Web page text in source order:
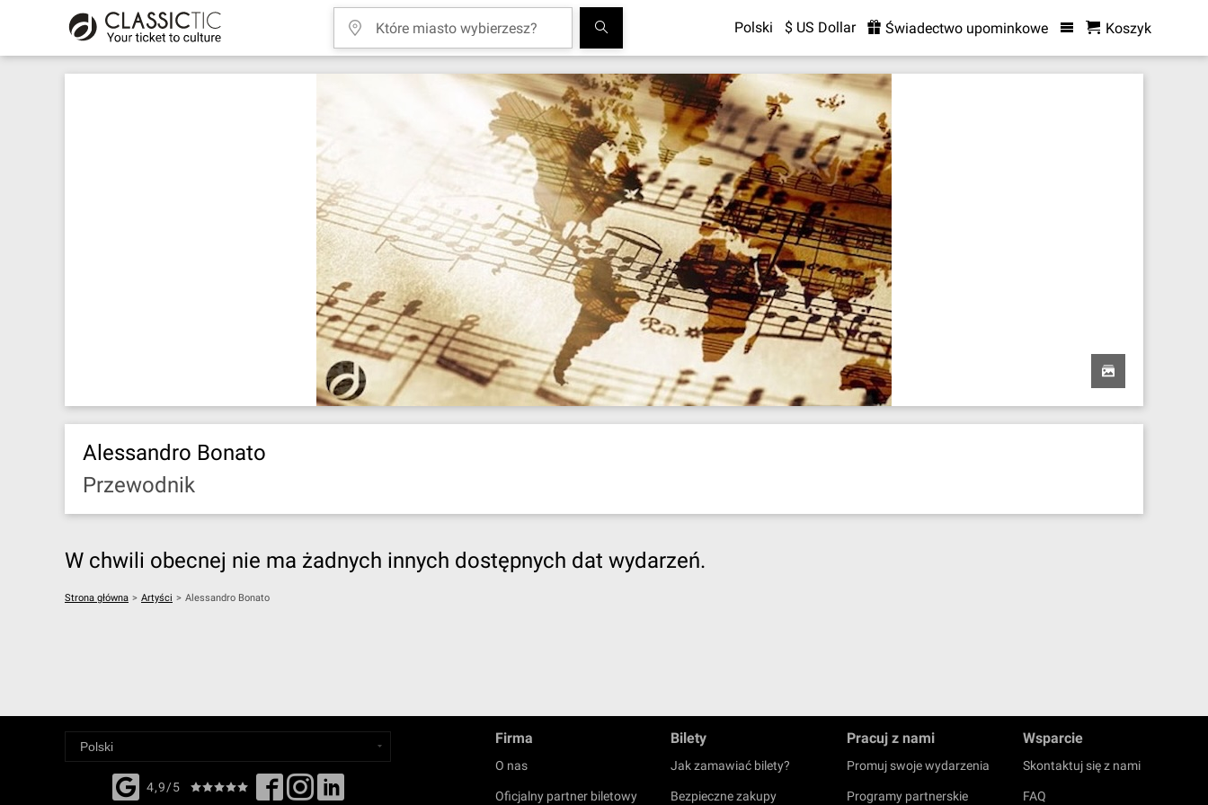
Polski $ US Dollar Świadectwo upominkowe Koszyk
Alessandro Bonato
Przewodnik
W chwili obecnej nie ma żadnych innych dostępnych dat wydarzeń.
Strona główna > Artyści > Alessandro Bonato
4,9/5
Firma
O nas
Oficjalny partner biletowy
Bilety
Jak zamawiać bilety?
Bezpieczne zakupy
Pracuj z nami
Promuj swoje wydarzenia
Programy partnerskie
Wsparcie
Skontaktuj się z nami
FAQ